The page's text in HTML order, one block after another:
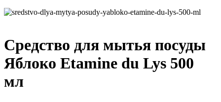
Средство для мытья посуды
Яблоко Etamine du Lys 500
мл